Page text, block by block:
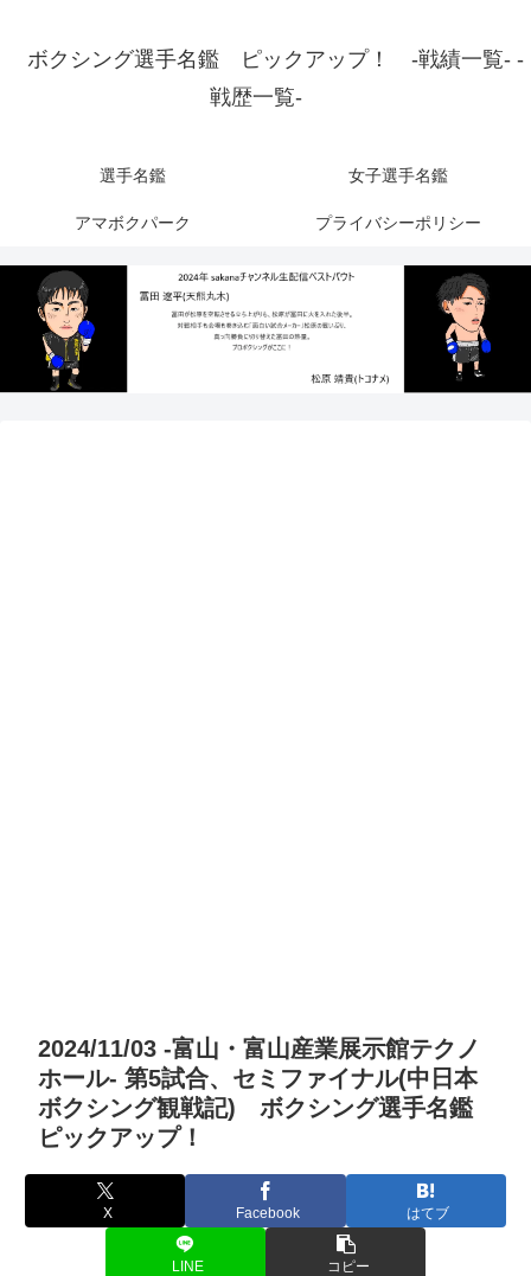
ボクシング選手名鑑 ピックアップ！ -戦績一覧- -
戦歴一覧-
選手名鑑 女子選手名鑑
アマボクパーク プライバシーポリシー
2024/11/03 -富山・富山産業展示館テクノ
ホール- 第5試合、セミファイナル(中日本
ボクシング観戦記) ボクシング選手名鑑
ピックアップ！
X Facebook はてブ
LINE コピー